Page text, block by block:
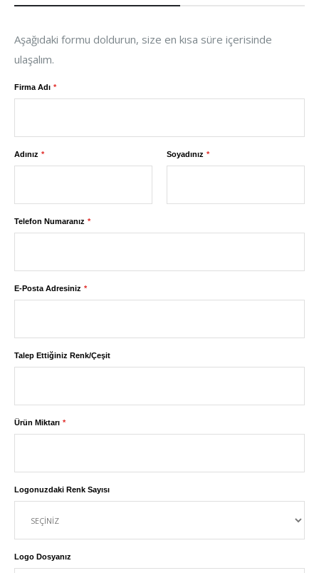
Aşağıdaki formu doldurun, size en kısa süre içerisinde
ulaşalım.
Firma Adı
Adınız Soyadınız
Telefon Numaranız
E-Posta Adresiniz
Talep Ettiğiniz Renk/Çeşit
Ürün Miktarı
Logonuzdaki Renk Sayısı
Logo Dosyanız